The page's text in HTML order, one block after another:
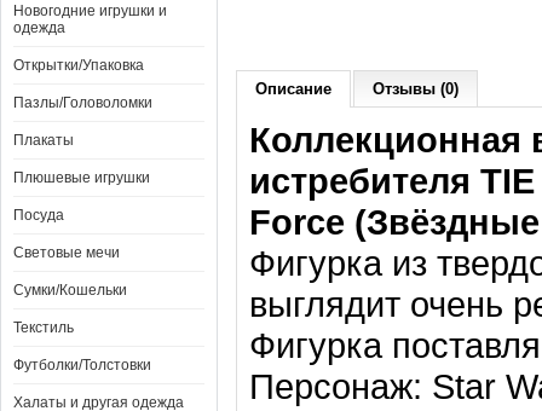
Новогодние игрушки и
одежда
Открытки/Упаковка
Пазлы/Головоломки
Плакаты
Плюшевые игрушки
Посуда
Световые мечи
Сумки/Кошельки
Текстиль
Футболки/Толстовки
Халаты и другая одежда
Описание Отзывы (0)
Коллекционная
истребителя
Force
Фигурка из
выглядит очень
Фигурка
Персонаж: Star